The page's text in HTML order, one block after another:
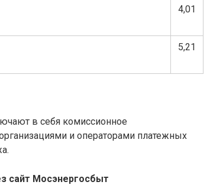
4,01
5,21
в себя комиссионное
и операторами платежных
сайт Мосэнергосбыт